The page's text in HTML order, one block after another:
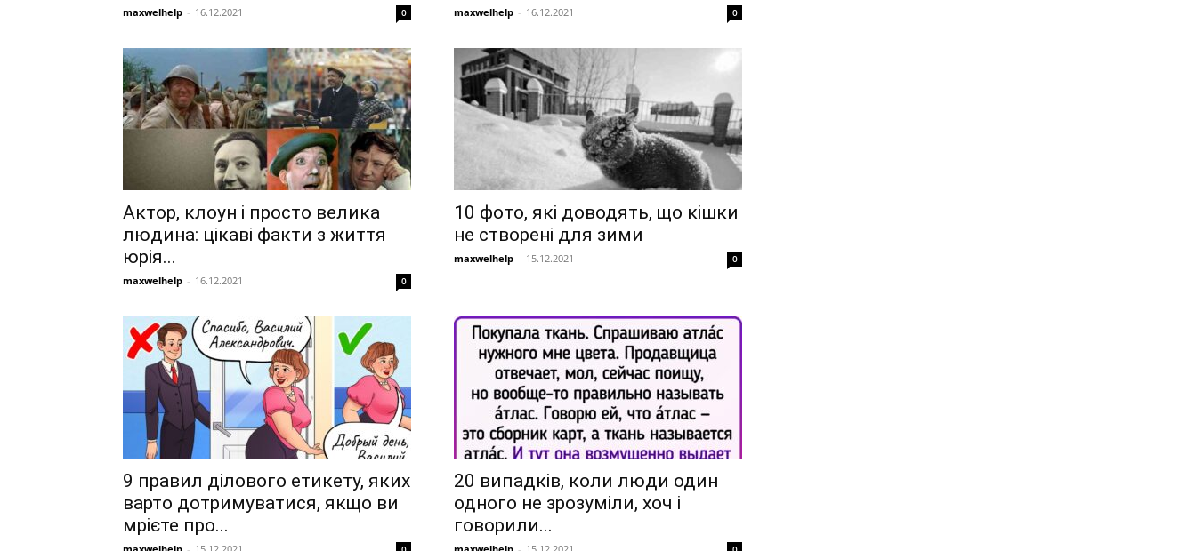
maxwelhelp - 16.12.2021 0 maxwelhelp - 16.12.2021 0
Актор, клоун і просто велика
людина: цікаві факти з життя
юрія...
maxwelhelp - 16.12.2021 0
10 фото, які доводять, що кішки
не створені для зими
maxwelhelp - 15.12.2021 0
9 правил ділового етикету, яких
варто дотримуватися, якщо ви
мрієте про...
20 випадків, коли люди один
одного не зрозуміли, хоч і
говорили...